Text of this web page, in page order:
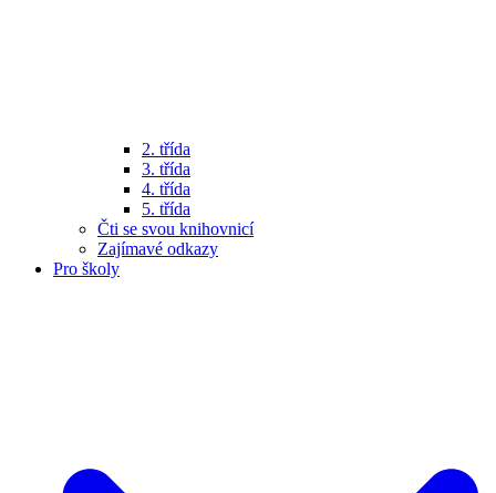
2. třída
3. třída
4. třída
5. třída
Čti se svou knihovnicí
Zajímavé odkazy
Pro školy